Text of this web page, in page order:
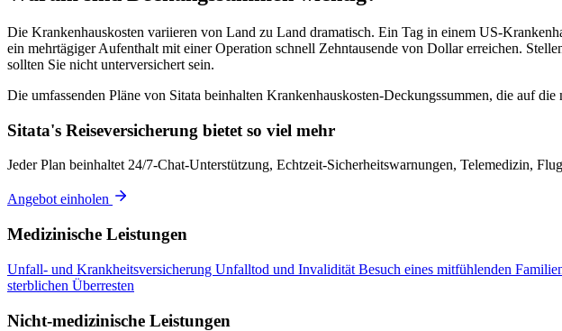
Die Krankenhauskosten variieren von Land zu Land dramatisch. Ein Tag in einem US-
ein mehrtägiger Aufenthalt mit einer Operation schnell Zehntausende von Dollar erreichen.
sollten Sie nicht unterversichert sein.
Die umfassenden Pläne von Sitata beinhalten Krankenhauskosten-Deckungssummen, die auf
Sitata's Reiseversicherung bietet so viel mehr
Jeder Plan beinhaltet 24/7-Chat-Unterstützung, Echtzeit-Sicherheitswarnungen, Telemedizin,
Angebot einholen
Medizinische Leistungen
Unfall- und Krankheitsversicherung Unfalltod und Invalidität Besuch eines mitfühlenden
sterblichen Überresten
Nicht-medizinische Leistungen